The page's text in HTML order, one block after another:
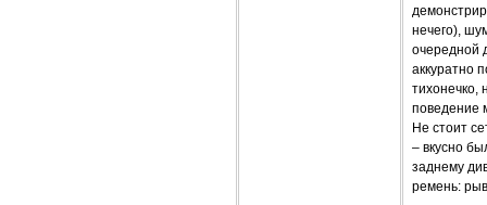
нечего),
очередной
аккуратно
тихонечко,
поведение
Не стоит
– вкусно
заднему
ремень: